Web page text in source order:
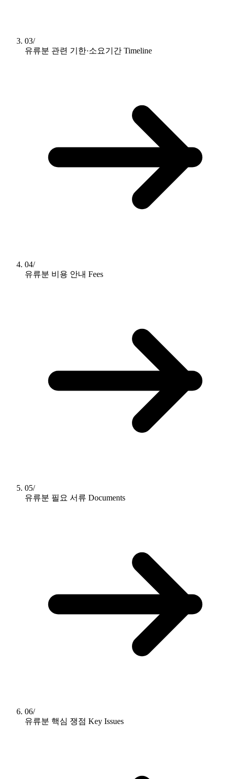
03/
유류분 관련 기한·소요기간 Timeline
04/
유류분 비용 안내 Fees
05/
유류분 필요 서류 Documents
06/
유류분 핵심 쟁점 Key Issues